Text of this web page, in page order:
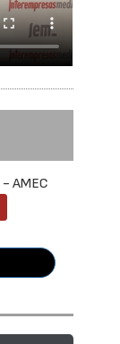
AMEC